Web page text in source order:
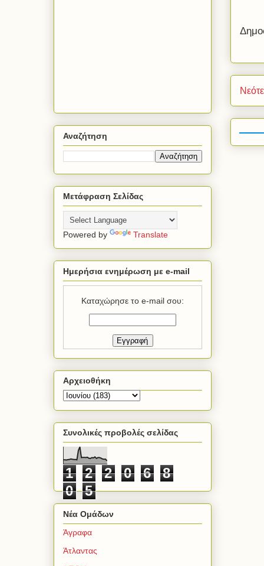
Αναζήτηση
Μετάφραση Σελίδας
Powered by Translate
Ημερήσια ενημέρωση με e-mail
Καταχώρησε το e-mail σου:
Αρχειοθήκη
Συνολικές προβολές σελίδας
1 2 2 0 6
8
0
5
Νέα Ομάδων
Άγραφα
Άτλαντας